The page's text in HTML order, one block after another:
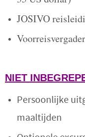
JOSIVO
NIET
Persoonlijke
maaltijden